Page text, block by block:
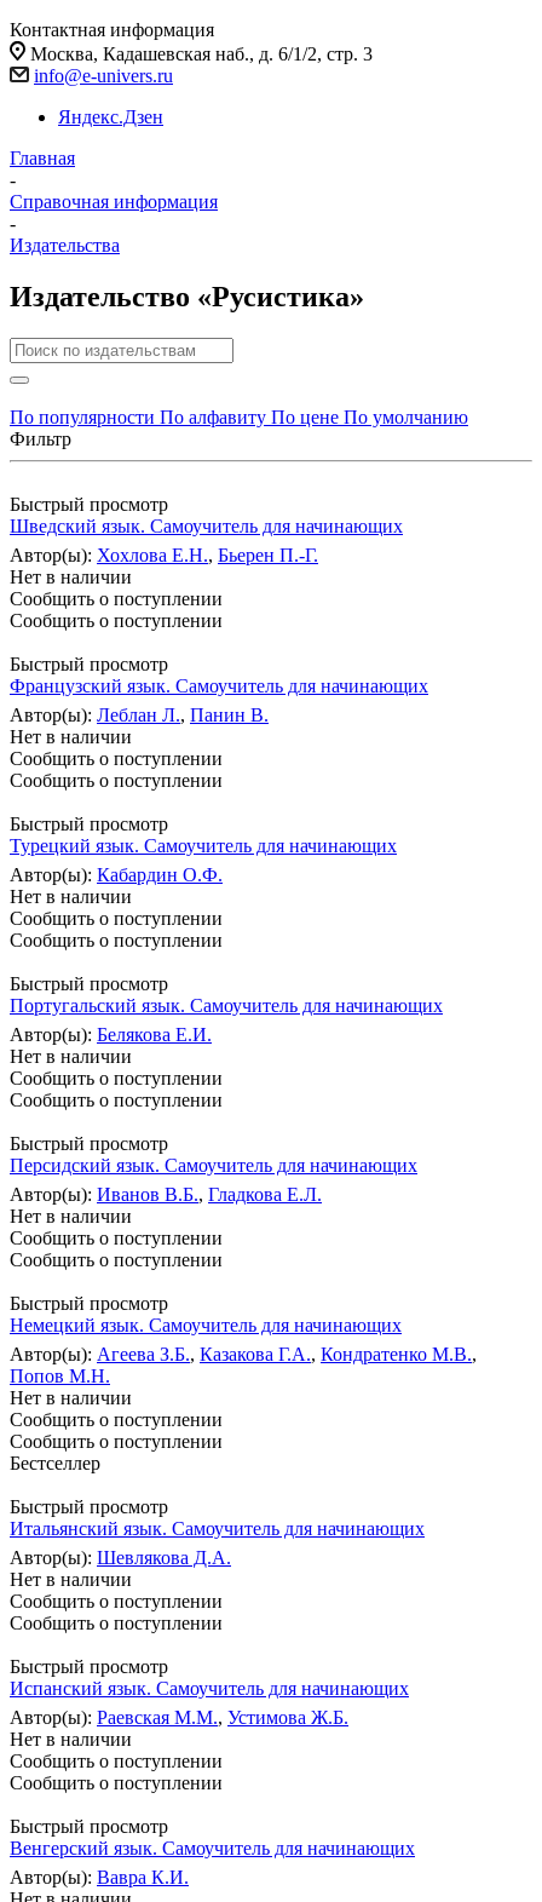
Контактная информация
Москва, Кадашевская наб., д. 6/1/2, стр. 3
info@e-univers.ru
Яндекс.Дзен
Главная
-
Справочная информация
-
Издательства
Издательство «Русистика»
По популярности По алфавиту По цене По умолчанию
Фильтр
Быстрый просмотр
Шведский язык. Самоучитель для начинающих
Автор(ы): Хохлова Е.Н., Бьерен П.-Г.
Нет в наличии
Сообщить о поступлении
Сообщить о поступлении
Быстрый просмотр
Французский язык. Самоучитель для начинающих
Автор(ы): Леблан Л., Панин В.
Нет в наличии
Сообщить о поступлении
Сообщить о поступлении
Быстрый просмотр
Турецкий язык. Самоучитель для начинающих
Автор(ы): Кабардин О.Ф.
Нет в наличии
Сообщить о поступлении
Сообщить о поступлении
Быстрый просмотр
Португальский язык. Самоучитель для начинающих
Автор(ы): Белякова Е.И.
Нет в наличии
Сообщить о поступлении
Сообщить о поступлении
Быстрый просмотр
Персидский язык. Самоучитель для начинающих
Автор(ы): Иванов В.Б., Гладкова Е.Л.
Нет в наличии
Сообщить о поступлении
Сообщить о поступлении
Быстрый просмотр
Немецкий язык. Самоучитель для начинающих
Автор(ы): Агеева З.Б., Казакова Г.А., Кондратенко М.В.,
Попов М.Н.
Нет в наличии
Сообщить о поступлении
Сообщить о поступлении
Бестселлер
Быстрый просмотр
Итальянский язык. Самоучитель для начинающих
Автор(ы): Шевлякова Д.А.
Нет в наличии
Сообщить о поступлении
Сообщить о поступлении
Быстрый просмотр
Испанский язык. Самоучитель для начинающих
Автор(ы): Раевская М.М., Устимова Ж.Б.
Нет в наличии
Сообщить о поступлении
Сообщить о поступлении
Быстрый просмотр
Венгерский язык. Самоучитель для начинающих
Автор(ы): Вавра К.И.